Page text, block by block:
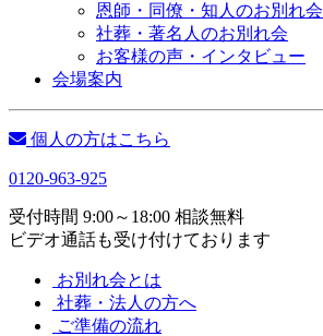
恩師・同僚・知人のお別れ会
社葬・著名人のお別れ会
お客様の声・インタビュー
会場案内
個人の方はこちら
0120-963-925
受付時間 9:00～18:00 相談無料
ビデオ通話も受け付けております
お別れ会とは
社葬・法人の方へ
ご準備の流れ